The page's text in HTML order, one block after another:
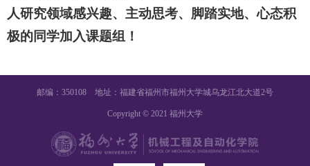
人研究领域感兴趣、主动思考、脚踏实地、心态积
极的同学加入课题组 ！
邮编：350108 地址：福建省福州市福州大学城乌龙江北大道2号
Copyright © 2021 福州大学